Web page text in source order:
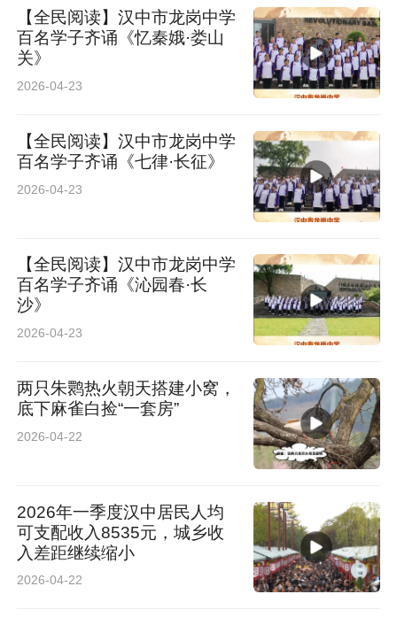
【全民阅读】汉中市龙岗中学
百名学子齐诵《忆秦娥·娄山
关》
2026-04-23
【全民阅读】汉中市龙岗中学
百名学子齐诵《七律·长征》
2026-04-23
【全民阅读】汉中市龙岗中学
百名学子齐诵《沁园春·长
沙》
2026-04-23
两只朱鹮热火朝天搭建小窝，
底下麻雀白捡“一套房”
2026-04-22
2026年一季度汉中居民人均
可支配收入8535元，城乡收
入差距继续缩小
2026-04-22